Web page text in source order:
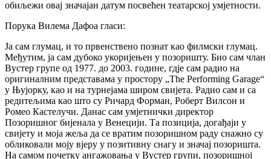
обиљежи овај значајан датум посвећен театарској умјетности.
Порука Вилема Дафоа гласи:
Ја сам глумац, и то првенствено познат као филмски глумац.
Међутим, ја сам дубоко укоријењен у позоришту. Био сам члан
Вустер групе од 1977. до 2003. године, гдје сам радио на
оригиналним представама у простору „The Performing Garage“
у Њујорку, као и на турнејама широм свијета. Радио сам и са
редитељима као што су Ричард Форман, Роберт Вилсон и
Ромео Кастелучи. Данас сам умјетнички директор
Позоришног бијенала у Венецији. Та позиција, догађаји у
свијету и моја жеља да се вратим позоришном раду снажно су
обликовали моју вјеру у позитивну снагу и значај позоришта.
На самом почетку ангажовања у Вустер групи, позоришној